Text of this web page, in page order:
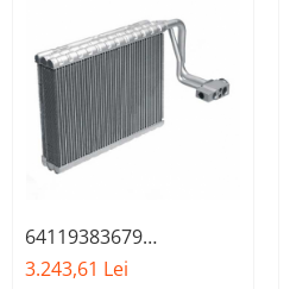
64119383679
EVAPORATOR BMW
3.243,61 Lei